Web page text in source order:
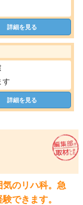
詳細を見る
す
詳細を見る
のリハ科。急
できます。